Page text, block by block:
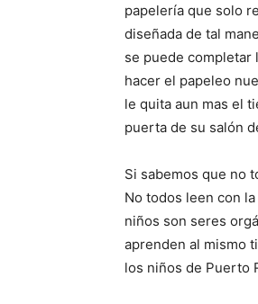
papelería que solo
diseñada de tal
se puede completar
hacer el papeleo
le quita aun mas el
puerta de su salón
Si sabemos que no
No todos leen con
niños son seres
aprenden al mismo
los niños de Puerto